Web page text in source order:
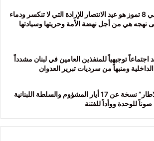
حردان: عيد الفداء في 8 تموز هو عيد الانتصار للإرادة التي لا تنكسر ودماء
هي من أجل نهضة الأمة وحريتها وسيادتها
توجيهياً للمنفذين العامين في لبنان مشدداً
ومنبهاً من سرديات تبرير العدوان
“القومي”: “اتفاق الاطار” نسخة عن 17 أيار المشؤوم والسلطة اللبنانية
للوحدة ووأداً للفتنة